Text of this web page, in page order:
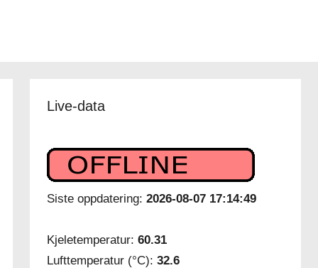
Live-data
Siste oppdatering:2026-08-07 17:14:49
Kjeletemperatur:60.31
Lufttemperatur (°C):32.6